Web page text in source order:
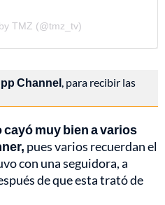
TMZ (@tmz_tv)
Channel, para recibir las
cayó muy bien a varios
pues varios recuerdan el
con una seguidora, a
de que esta trató de